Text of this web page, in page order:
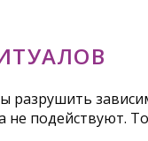
разрушить
не подействуют.